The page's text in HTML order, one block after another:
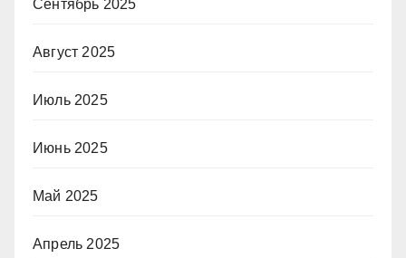
Сентябрь 2025
Август 2025
Июль 2025
Июнь 2025
Май 2025
Апрель 2025